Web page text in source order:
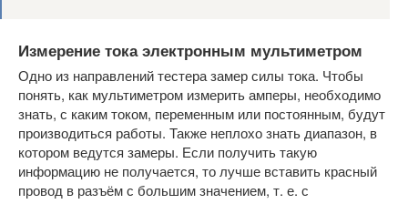
Измерение тока электронным мультиметром
Одно из направлений тестера замер силы тока. Чтобы
понять, как мультиметром измерить амперы, необходимо
знать, с каким током, переменным или постоянным, будут
производиться работы. Также неплохо знать диапазон, в
котором ведутся замеры. Если получить такую
информацию не получается, то лучше вставить красный
провод в разъём с большим значением, т. е. с